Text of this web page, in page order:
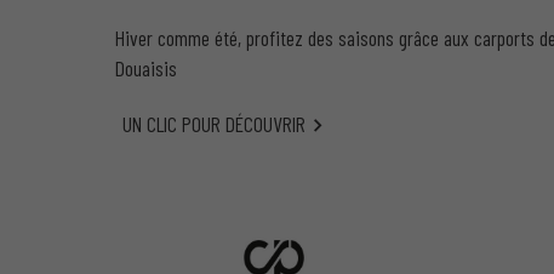
Hiver comme été, profitez des saisons grâce aux carports
Douaisis
UN CLIC POUR DÉCOUVRIR